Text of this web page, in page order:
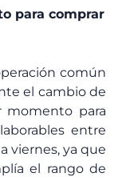
para comprar
común
el cambio de
momento para
entre
viernes, ya que
el rango de